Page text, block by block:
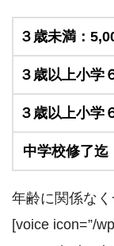
３歳未満：
３歳以上小学
３歳以上小学
中学校修了迄
年齢に関係なく
[voice icon=”/